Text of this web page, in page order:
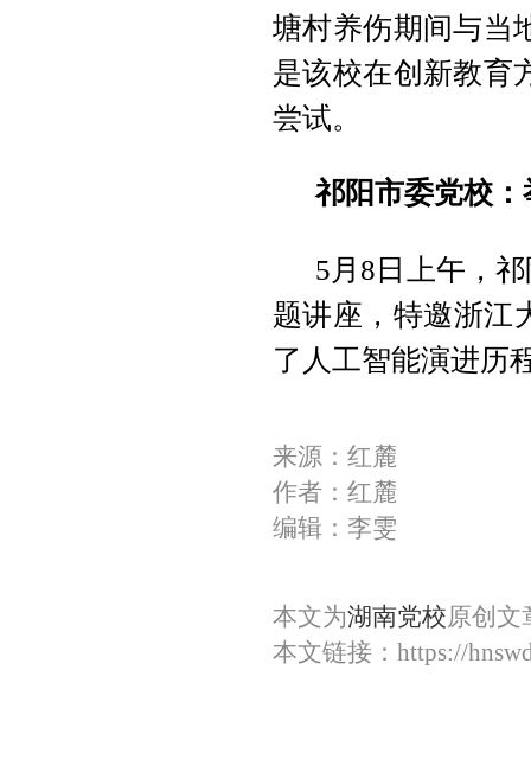
塘村养伤期间与当
是该校在创新教育
尝试。
祁阳市委党校：
5月8日上午，祁
题讲座，特邀浙江
了人工智能演进历
来源：红麓
作者：红麓
编辑：李雯
本文为湖南党校原创文
本文链接： https://